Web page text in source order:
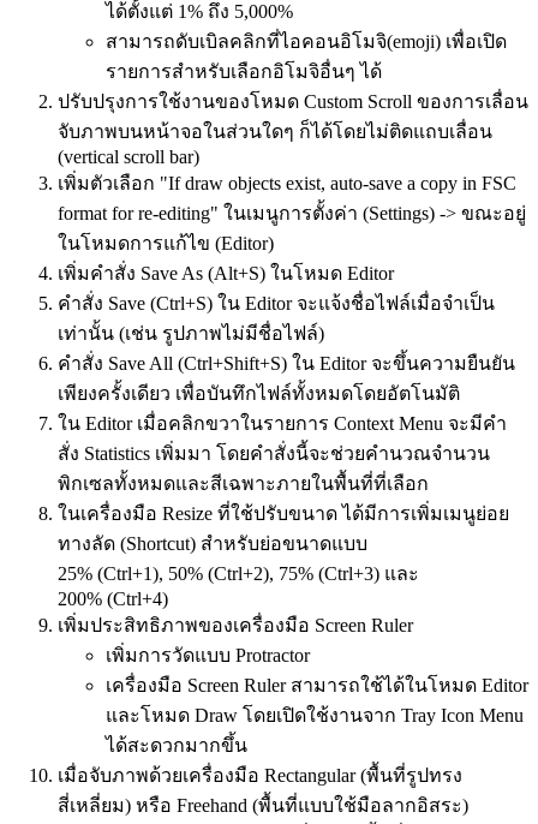
ได้ตั้งแต่ 1% ถึง 5,000%
สามารถดับเบิลคลิกที่ไอคอนอิโมจิ(emoji) เพื่อเปิด
รายการสำหรับเลือกอิโมจิอื่นๆ ได้
ปรับปรุงการใช้งานของโหมด Custom Scroll ของการเลื่อน
จับภาพบนหน้าจอในส่วนใดๆ ก็ได้โดยไม่ติดแถบเลื่อน
(vertical scroll bar)
เพิ่มตัวเลือก "If draw objects exist, auto-save a copy in FSC
format for re-editing" ในเมนูการตั้งค่า (Settings) -> ขณะอยู่
ในโหมดการแก้ไข (Editor)
เพิ่มคำสั่ง Save As (Alt+S) ในโหมด Editor
คำสั่ง Save (Ctrl+S) ใน Editor จะแจ้งชื่อไฟล์เมื่อจำเป็น
เท่านั้น (เช่น รูปภาพไม่มีชื่อไฟล์)
คำสั่ง Save All (Ctrl+Shift+S) ใน Editor จะขึ้นความยืนยัน
เพียงครั้งเดียว เพื่อบันทึกไฟล์ทั้งหมดโดยอัตโนมัติ
ใน Editor เมื่อคลิกขวาในรายการ Context Menu จะมีคำ
สั่ง Statistics เพิ่มมา โดยคำสั่งนี้จะช่วยคำนวณจำนวน
พิกเซลทั้งหมดและสีเฉพาะภายในพื้นที่ที่เลือก
ในเครื่องมือ Resize ที่ใช้ปรับขนาด ได้มีการเพิ่มเมนูย่อย
ทางลัด (Shortcut) สำหรับย่อขนาดแบบ
25% (Ctrl+1), 50% (Ctrl+2), 75% (Ctrl+3) และ
200% (Ctrl+4)
เพิ่มประสิทธิภาพของเครื่องมือ Screen Ruler
เพิ่มการวัดแบบ Protractor
เครื่องมือ Screen Ruler สามารถใช้ได้ในโหมด Editor
และโหมด Draw โดยเปิดใช้งานจาก Tray Icon Menu
ได้สะดวกมากขึ้น
เมื่อจับภาพด้วยเครื่องมือ Rectangular (พื้นที่รูปทรง
สี่เหลี่ยม) หรือ Freehand (พื้นที่แบบใช้มือลากอิสระ)